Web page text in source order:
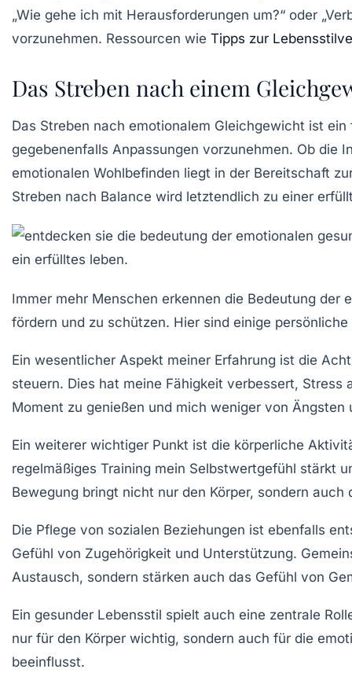
„Wie gehe ich mit Herausforderungen um?“ oder
vorzunehmen. Ressourcen wie Tipps zur
Das Streben nach einem
Das Streben nach emotionalem Gleichgewicht ist
gegebenenfalls Anpassungen vorzunehmen. Ob die
emotionalen Wohlbefinden liegt in der Bereitschaft
Streben nach Balance wird letztendlich zu einer
Immer mehr Menschen erkennen die Bedeutung der
fördern und zu schützen. Hier sind einige
Ein wesentlicher Aspekt meiner Erfahrung ist die
steuern. Dies hat meine Fähigkeit verbessert,
Moment zu genießen und mich weniger von Ängsten
Ein weiterer wichtiger Punkt ist die körperliche
regelmäßiges Training mein Selbstwertgefühl stärkt
Bewegung bringt nicht nur den Körper, sondern auch
Die Pflege von sozialen Beziehungen ist ebenfalls
Gefühl von Zugehörigkeit und Unterstützung.
Austausch, sondern stärken auch das Gefühl von
Ein gesunder Lebensstil spielt auch eine zentrale
nur für den Körper wichtig, sondern auch für die
beeinflusst.